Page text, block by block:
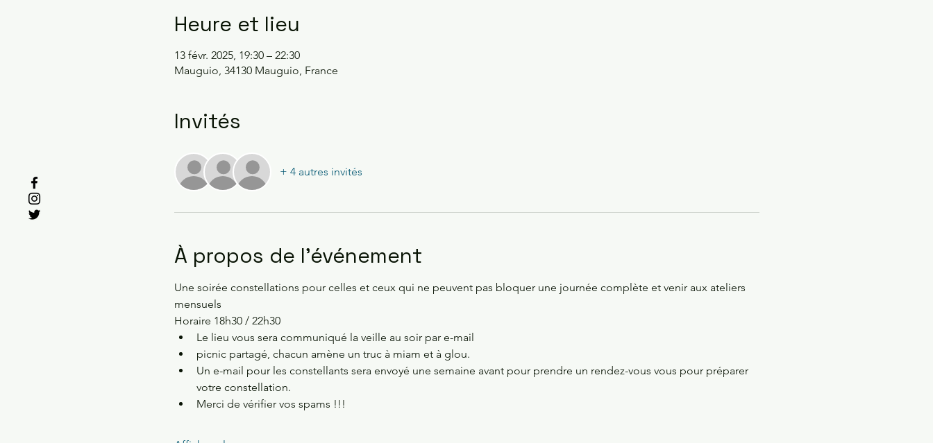
Heure et lieu
13 févr. 2025, 19:30 – 22:30
Mauguio, 34130 Mauguio, France
Invités
+ 4 autres invités
À propos de l'événement
Une soirée constellations pour celles et ceux qui ne peuvent pas bloquer une journée complète et venir aux ateliers
mensuels
Horaire 18h30 / 22h30
Le lieu vous sera communiqué la veille au soir par e-mail
picnic partagé, chacun amène un truc à miam et à glou.
Un e-mail pour les constellants sera envoyé une semaine avant pour prendre un rendez-vous vous pour préparer
votre constellation.
Merci de vérifier vos spams !!!